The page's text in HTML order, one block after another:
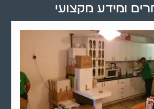
ומידע מקצועי